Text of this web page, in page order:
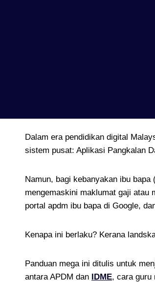
Dalam era pendidikan digital
sistem pusat: Aplikasi Pangkalan
Namun, bagi kebanyakan ibu
mengemaskini maklumat gaji atau
portal apdm ibu bapa di Google,
Kenapa ini berlaku? Kerana
Panduan mega ini ditulis untuk
antara APDM dan IDME, cara guru